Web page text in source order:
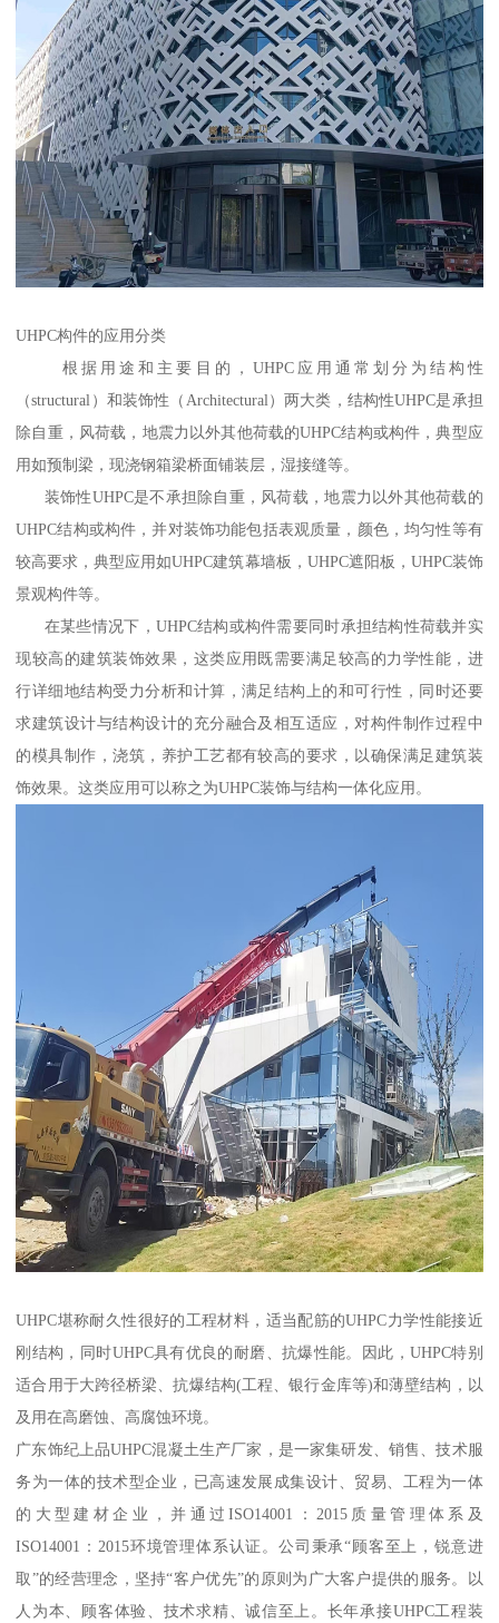
UHPC构件的应用分类
根据用途和主要目的，UHPC应用通常划分为结构性
（structural）和装饰性（Architectural）两大类，结构性UHPC是承担
除自重，风荷载，地震力以外其他荷载的UHPC结构或构件，典型应
用如预制梁，现浇钢箱梁桥面铺装层，湿接缝等。
装饰性UHPC是不承担除自重，风荷载，地震力以外其他荷载的
UHPC结构或构件，并对装饰功能包括表观质量，颜色，均匀性等有
较高要求，典型应用如UHPC建筑幕墙板，UHPC遮阳板，UHPC装饰
景观构件等。
在某些情况下，UHPC结构或构件需要同时承担结构性荷载并实
现较高的建筑装饰效果，这类应用既需要满足较高的力学性能，进
行详细地结构受力分析和计算，满足结构上的和可行性，同时还要
求建筑设计与结构设计的充分融合及相互适应，对构件制作过程中
的模具制作，浇筑，养护工艺都有较高的要求，以确保满足建筑装
饰效果。这类应用可以称之为UHPC装饰与结构一体化应用。
UHPC堪称耐久性很好的工程材料，适当配筋的UHPC力学性能接近
刚结构，同时UHPC具有优良的耐磨、抗爆性能。因此，UHPC特别
适合用于大跨径桥梁、抗爆结构(工程、银行金库等)和薄壁结构，以
及用在高磨蚀、高腐蚀环境。
广东饰纪上品UHPC混凝土生产厂家，是一家集研发、销售、技术服
务为一体的技术型企业，已高速发展成集设计、贸易、工程为一体
的大型建材企业，并通过ISO14001：2015质量管理体系及
ISO14001：2015环境管理体系认证。公司秉承“顾客至上，锐意进
取”的经营理念，坚持“客户优先”的原则为广大客户提供的服务。以
人为本、顾客体验、技术求精、诚信至上。长年承接UHPC工程装